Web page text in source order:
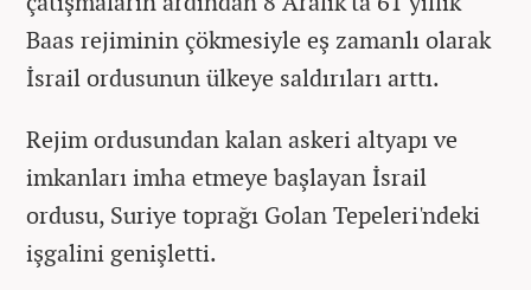
Baas rejiminin çökmesiyle eş zamanlı olarak
İsrail ordusunun ülkeye saldırıları arttı.
Rejim ordusundan kalan askeri altyapı ve
imkanları imha etmeye başlayan İsrail
ordusu, Suriye toprağı Golan Tepeleri'ndeki
işgalini genişletti.